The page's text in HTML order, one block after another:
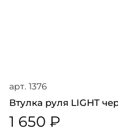
арт. 1376
Втулка руля LIGHT
1 650 ₽